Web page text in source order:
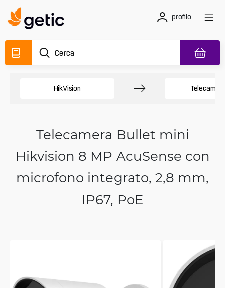
profilo
HikVision
Telecamera Bullet mini
Hikvision 8 MP AcuSense con
microfono integrato, 2,8 mm,
IP67, PoE